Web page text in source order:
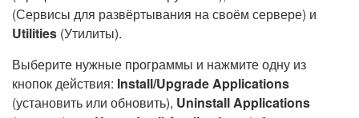
(Сервисы для развёртывания на своём сервере) и
Utilities (Утилиты).
Выберите нужные программы и нажмите одну из
кнопок действия: Install/Upgrade Applications
(установить или обновить), Uninstall Applications